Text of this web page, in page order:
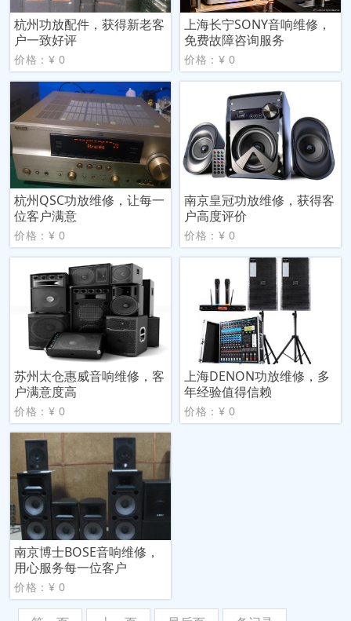
杭州功放配件，获得新老客
户一致好评
价格：¥ 0
上海长宁SONY音响维修，
免费故障咨询服务
价格：¥ 0
杭州QSC功放维修，让每一
位客户满意
价格：¥ 0
南京皇冠功放维修，获得客
户高度评价
价格：¥ 0
苏州太仓惠威音响维修，客
户满意度高
价格：¥ 0
上海DENON功放维修，多
年经验值得信赖
价格：¥ 0
南京博士BOSE音响维修，
用心服务每一位客户
价格：¥ 0